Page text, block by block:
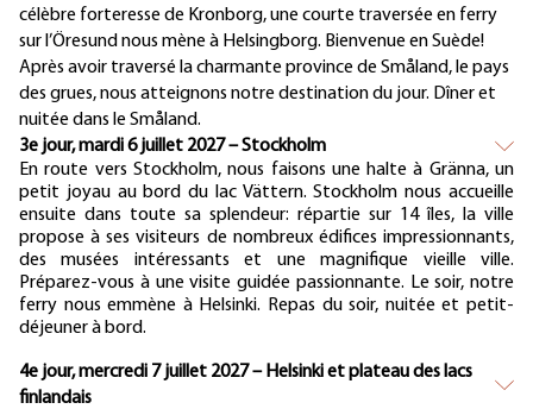
célèbre forteresse de Kronborg, une courte traversée en ferry
sur l’Öresund nous mène à Helsingborg. Bienvenue en Suède!
Après avoir traversé la charmante province de Småland, le pays
des grues, nous atteignons notre destination du jour. Dîner et
nuitée dans le Småland.
3e jour, mardi 6 juillet 2027 – Stockholm
En route vers Stockholm, nous faisons une halte à Gränna, un
petit joyau au bord du lac Vättern. Stockholm nous accueille
ensuite dans toute sa splendeur: répartie sur 14 îles, la ville
propose à ses visiteurs de nombreux édifices impressionnants,
des musées intéressants et une magnifique vieille ville.
Préparez-vous à une visite guidée passionnante. Le soir, notre
ferry nous emmène à Helsinki. Repas du soir, nuitée et petit-
déjeuner à bord.
4e jour, mercredi 7 juillet 2027 – Helsinki et plateau des lacs
finlandais